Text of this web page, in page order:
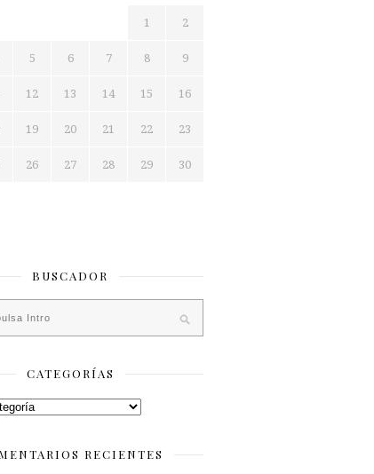
1 2
5 6 7 8 9
12 13 14 15 16
19 20 21 22 23
26 27 28 29 30
BUSCADOR
CATEGORÍAS
RECIENTES